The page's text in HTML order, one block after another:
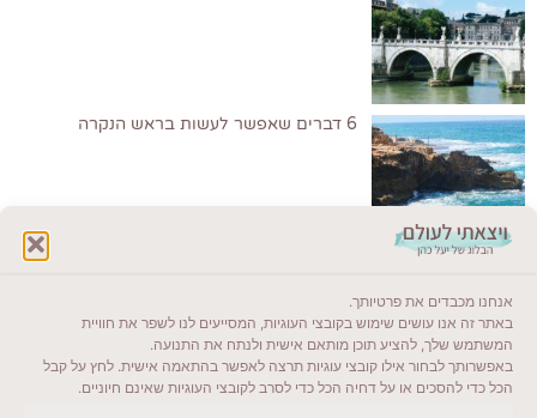
אנחנו מכבדים את פרטיותך.
באתר זה אנו עושים שימוש בקובצי העוגיות, המסייעים לנו לשפר את חוויית
המשתמש שלך, להציע תוכן מותאם אישית ולנתח את התנועה.
באפשרותך לבחור אילו קובצי עוגיות תרצה לאפשר בהתאמה אישית. לחץ על קבל
הכל כדי להסכים או על דחיה הכל כדי לסרב לקובצי העוגיות שאינם חיוניים.
6 דברים שאפשר לעשות בראש הנקרה
ייעדים מומלצים
מדריכים ועזרים